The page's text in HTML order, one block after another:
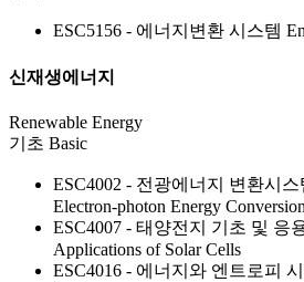
ESC5156 - 에너지변환 시스템
신재생에너지
Renewable Energy
기초 Basic
ESC4002 - 전광에너지 변환시스
Electron-photon Energy
ESC4007 - 태양전지 기초 및 응
Applications of Solar Cells
ESC4016 - 에너지와 엔트로피